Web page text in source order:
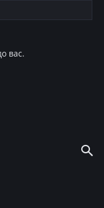
вас.